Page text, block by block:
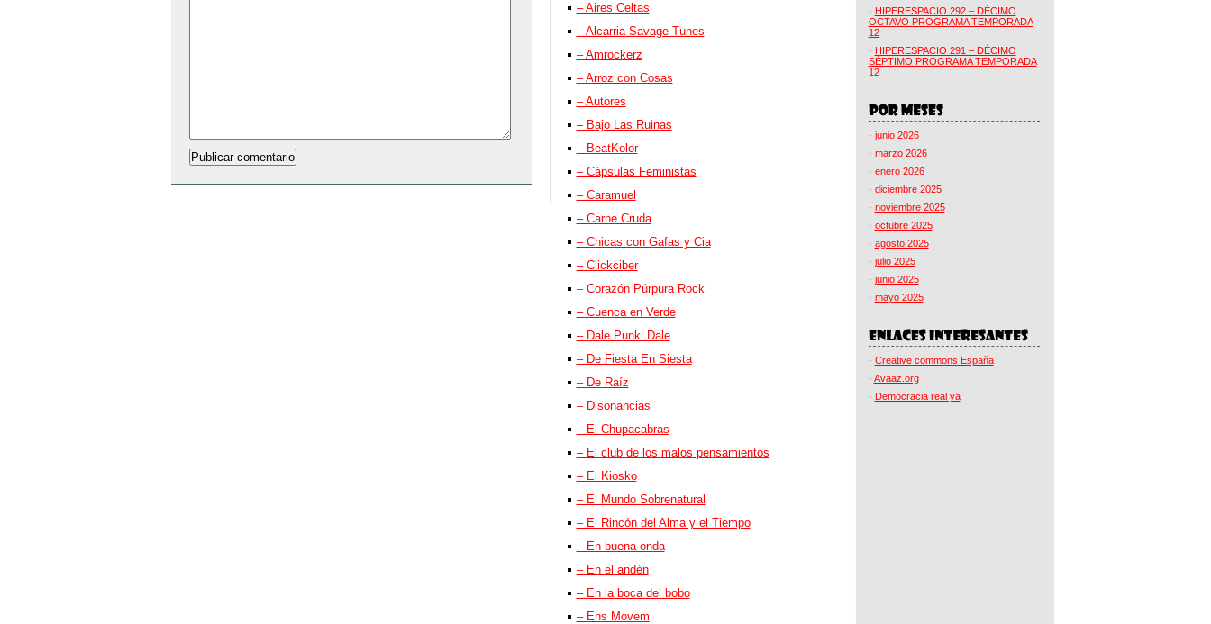
– Aires Celtas
– Alcarria Savage Tunes
– Amrockerz
– Arroz con Cosas
– Autores
– Bajo Las Ruinas
– BeatKolor
– Cápsulas Feministas
– Caramuel
– Carne Cruda
– Chicas con Gafas y Cia
– Clickciber
– Corazón Púrpura Rock
– Cuenca en Verde
– Dale Punki Dale
– De Fiesta En Siesta
– De Raíz
– Disonancias
– El Chupacabras
– El club de los malos pensamientos
– El Kiosko
– El Mundo Sobrenatural
– El Rincón del Alma y el Tiempo
– En buena onda
– En el andén
– En la boca del bobo
– Ens Movem
· HIPERESPACIO 292 – DÉCIMO
OCTAVO PROGRAMA TEMPORADA
12
· HIPERESPACIO 291 – DÉCIMO
SÉPTIMO PROGRAMA TEMPORADA
12
· junio 2026
· marzo 2026
· enero 2026
· diciembre 2025
· noviembre 2025
· octubre 2025
· agosto 2025
· julio 2025
· junio 2025
· mayo 2025
· Creative commons España
· Avaaz.org
· Democracia real ya